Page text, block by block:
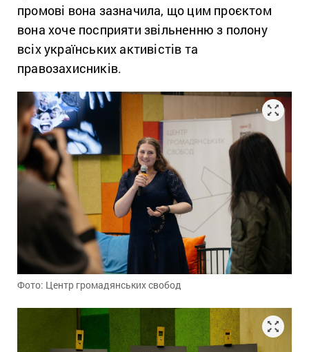
промові вона зазначила, що цим проєктом
вона хоче посприяти звільненню з полону
всіх українських активістів та
правозахисників.
Фото: Центр громадянських свобод